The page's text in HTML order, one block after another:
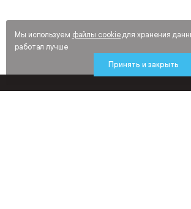
Мы используем файлы cookie для хранения
работал лучше
Принять и закрыть